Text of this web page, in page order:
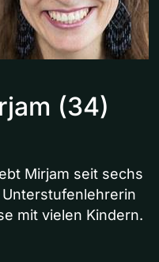
(34)
Mirjam seit sechs
mit vielen Kindern.